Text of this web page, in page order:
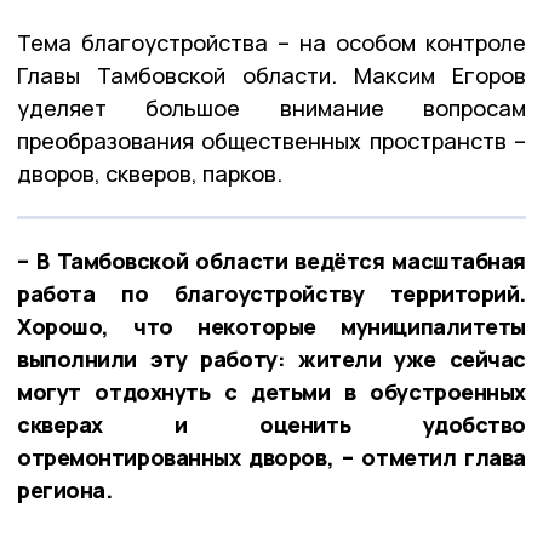
Тема благоустройства – на особом контроле
Главы Тамбовской области. Максим Егоров
уделяет большое внимание вопросам
преобразования общественных пространств –
дворов, скверов, парков.
– В Тамбовской области ведётся масштабная
работа по благоустройству территорий.
Хорошо, что некоторые муниципалитеты
выполнили эту работу: жители уже сейчас
могут отдохнуть с детьми в обустроенных
скверах и оценить удобство
отремонтированных дворов, – отметил глава
региона.